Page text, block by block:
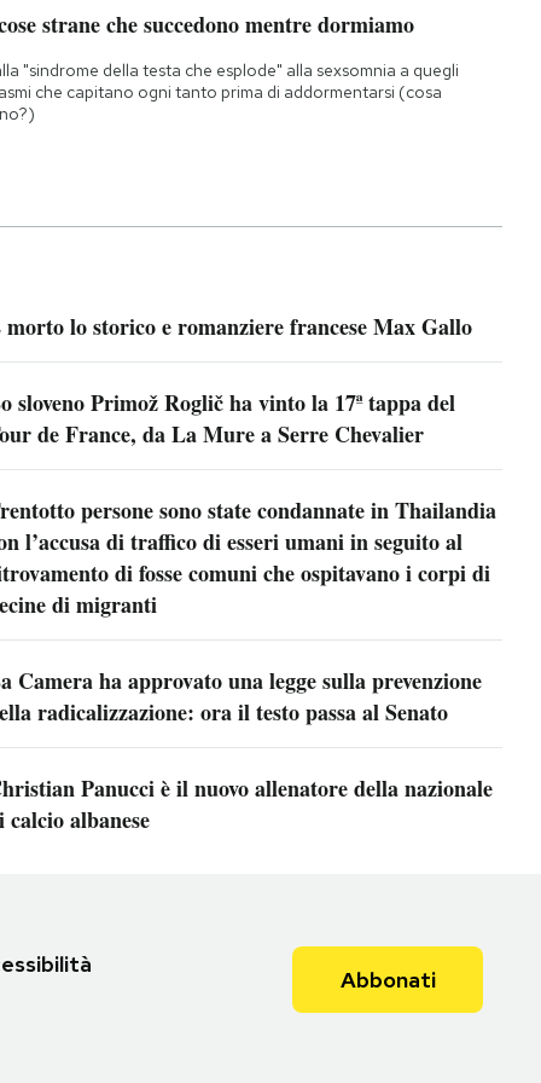
strane che succedono mentre dormiamo
"sindrome della testa che esplode" alla sexsomnia a quegli
che capitano ogni tanto prima di addormentarsi (cosa
morto lo storico e romanziere francese Max Gallo
sloveno Primož Roglič ha vinto la 17ª tappa del
de France, da La Mure a Serre Chevalier
persone sono state condannate in Thailandia
l’accusa di traffico di esseri umani in seguito al
di fosse comuni che ospitavano i corpi di
di migranti
Camera ha approvato una legge sulla prevenzione
radicalizzazione: ora il testo passa al Senato
Panucci è il nuovo allenatore della nazionale
calcio albanese
Abbonati